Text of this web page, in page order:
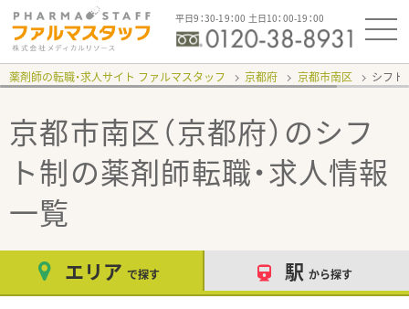
平日9：30-19：00 土日10：00-19：00
薬剤師の転職・求人サイト ファルマスタッフ 京都府 京都市南区 シフ
京都市南区（京都府）のシフ
ト制の薬剤師転職・求人情報
一覧
エリア で探す 駅 から探す